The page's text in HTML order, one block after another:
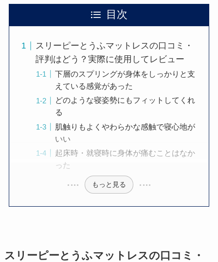
目次
スリーピーとうふマットレスの口コミ・
評判はどう？実際に使用してレビュー
下層のスプリングが身体をしっかりと支
えている感覚があった
どのような寝姿勢にもフィットしてくれ
る
肌触りもよくやわらかな感触で寝心地が
いい
起床時・就寝時に身体が痛むことはなか
った
もっと見る
スリーピーとうふマットレスの口コミ・